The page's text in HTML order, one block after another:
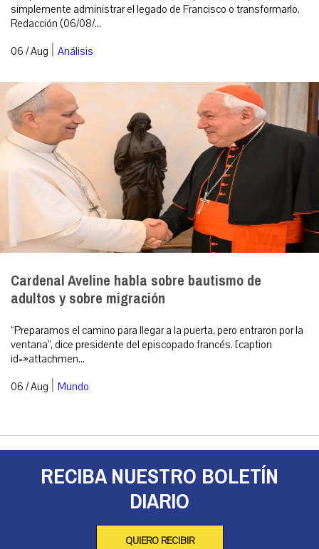
simplemente administrar el legado de Francisco o transformarlo.
Redacción (06/08/...
06 / Aug | Análisis
Cardenal Aveline habla sobre bautismo de
adultos y sobre migración
“Preparamos el camino para llegar a la puerta, pero entraron por la
ventana”, dice presidente del episcopado francés. [caption
id=»attachmen...
06 / Aug | Mundo
RECIBA NUESTRO BOLETÍN
DIARIO
QUIERO RECIBIR